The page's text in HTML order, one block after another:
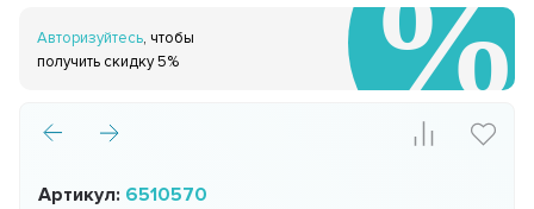
Авторизуйтесь, чтобы
получить скидку 5%
Артикул: 6510570